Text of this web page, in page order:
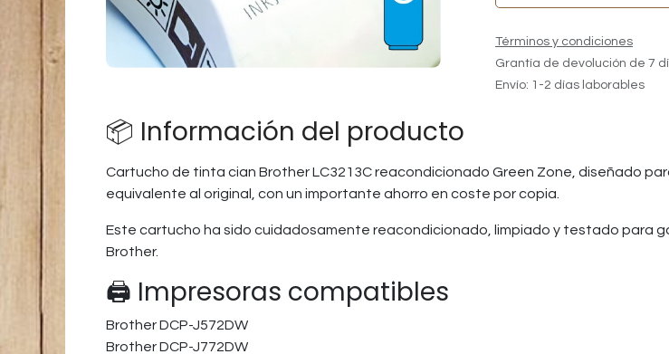
Términos y condiciones
Grantía de devolución de 7
Envío: 1-2 días laborables
📦 Información del producto
Cartucho de tinta cian Brother LC3213C reacondicionado Green Zone, diseñado
equivalente al original, con un importante ahorro en coste por copia.
Este cartucho ha sido cuidadosamente reacondicionado, limpiado y testado para
Brother.
🖨️ Impresoras compatibles
Brother DCP-J572DW
Brother DCP-J772DW